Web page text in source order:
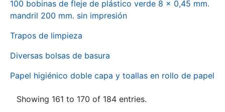
100 bobinas de fleje de plástico verde 8 x 0,45 mm.
mandril 200 mm. sin impresión
Trapos de limpieza
Diversas bolsas de basura
Papel higiénico doble capa y toallas en rollo de papel
Showing 161 to 170 of 184 entries.